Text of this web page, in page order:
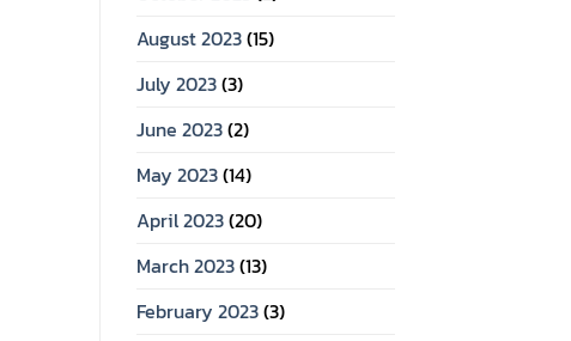
August 2023(15)
July 2023(3)
June 2023(2)
May 2023(14)
April 2023(20)
March 2023(13)
February 2023(3)